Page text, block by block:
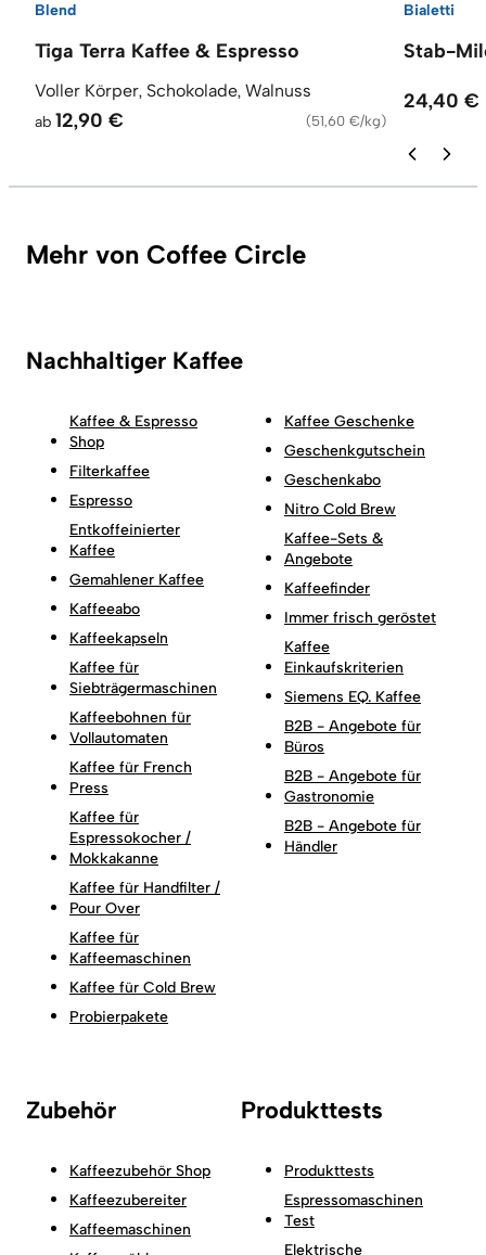
Blend
Tiga Terra Kaffee & Espresso
Voller Körper, Schokolade, Walnuss
ab 12,90 € (51,60 €/kg)
Bialetti
Stab-
24,40 €
Mehr von Coffee Circle
Nachhaltiger Kaffee
Kaffee & Espresso
Shop
Filterkaffee
Espresso
Entkoffeinierter
Kaffee
Gemahlener Kaffee
Kaffeeabo
Kaffeekapseln
Kaffee für
Siebträgermaschinen
Kaffeebohnen für
Vollautomaten
Kaffee für French
Press
Kaffee für
Espressokocher /
Mokkakanne
Kaffee für Handfilter /
Pour Over
Kaffee für
Kaffeemaschinen
Kaffee für Cold Brew
Probierpakete
Kaffee Geschenke
Geschenkgutschein
Geschenkabo
Nitro Cold Brew
Kaffee-Sets &
Angebote
Kaffeefinder
Immer frisch geröstet
Kaffee
Einkaufskriterien
Siemens EQ. Kaffee
B2B - Angebote für
Büros
B2B - Angebote für
Gastronomie
B2B - Angebote für
Händler
Zubehör
Kaffeezubehör Shop
Kaffeezubereiter
Kaffeemaschinen
Produkttests
Produkttests
Espressomaschinen
Test
Elektrische